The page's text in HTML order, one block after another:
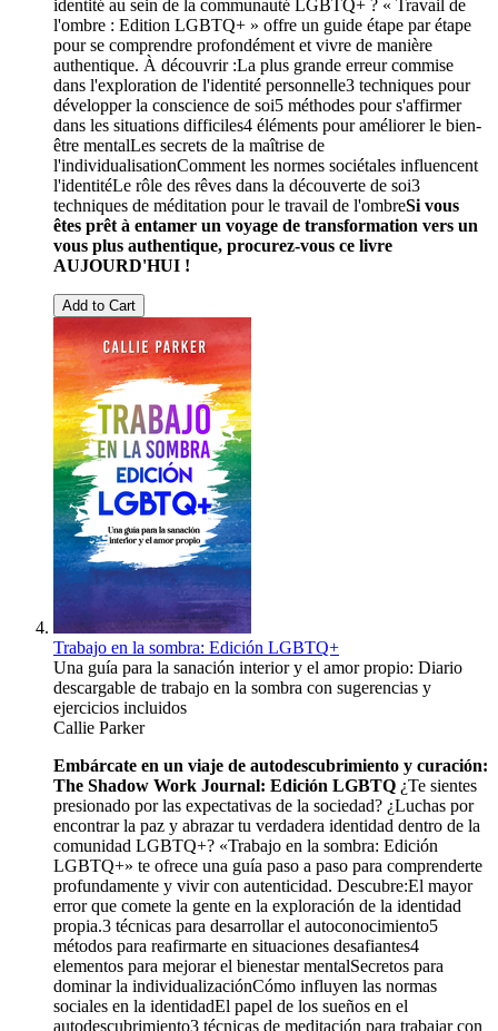
identité au sein de la communauté LGBTQ+ ? « Travail de
l'ombre : Edition LGBTQ+ » offre un guide étape par étape
pour se comprendre profondément et vivre de manière
authentique. À découvrir :La plus grande erreur commise
dans l'exploration de l'identité personnelle3 techniques pour
développer la conscience de soi5 méthodes pour s'affirmer
dans les situations difficiles4 éléments pour améliorer le bien-
être mentalLes secrets de la maîtrise de
l'individualisationComment les normes sociétales influencent
l'identitéLe rôle des rêves dans la découverte de soi3
techniques de méditation pour le travail de l'ombreSi vous
êtes prêt à entamer un voyage de transformation vers un
vous plus authentique, procurez-vous ce livre
AUJOURD'HUI !
Add to Cart
Trabajo en la sombra: Edición LGBTQ+
Una guía para la sanación interior y el amor propio: Diario
descargable de trabajo en la sombra con sugerencias y
ejercicios incluidos
Callie Parker
Embárcate en un viaje de autodescubrimiento y curación:
The Shadow Work Journal: Edición LGBTQ ¿Te sientes
presionado por las expectativas de la sociedad? ¿Luchas por
encontrar la paz y abrazar tu verdadera identidad dentro de la
comunidad LGBTQ+? «Trabajo en la sombra: Edición
LGBTQ+» te ofrece una guía paso a paso para comprenderte
profundamente y vivir con autenticidad. Descubre:El mayor
error que comete la gente en la exploración de la identidad
propia.3 técnicas para desarrollar el autoconocimiento5
métodos para reafirmarte en situaciones desafiantes4
elementos para mejorar el bienestar mentalSecretos para
dominar la individualizaciónCómo influyen las normas
sociales en la identidadEl papel de los sueños en el
autodescubrimiento3 técnicas de meditación para trabajar con